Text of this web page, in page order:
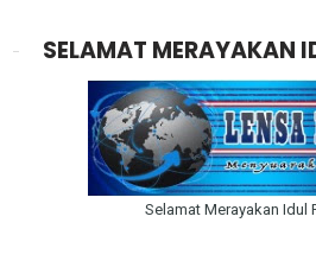
SELAMAT MERAYAKAN
Selamat Merayakan Idul